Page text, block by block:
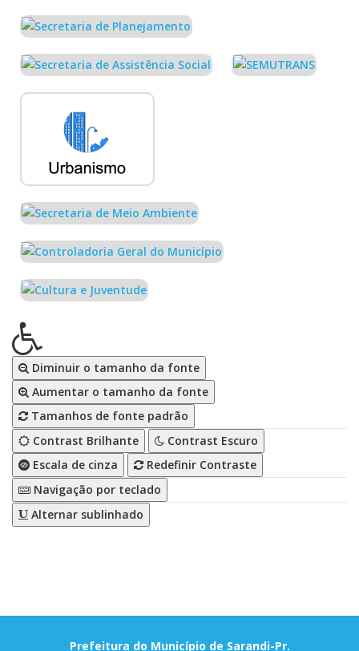
Diminuir o tamanho da fonte
Aumentar o tamanho da fonte
Tamanhos de fonte padrão
Contrast Brilhante
Contrast Escuro
Escala de cinza
Redefinir Contraste
Navigação por teclado
Alternar sublinhado
Prefeitura do Município de Sarandi-Pr.